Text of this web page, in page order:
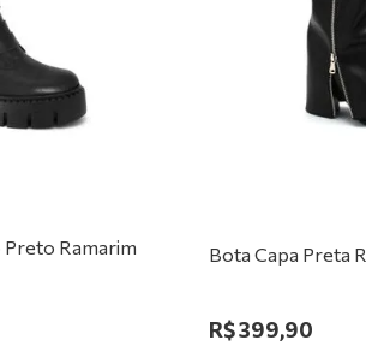
Ramarim
Bota Capa Preta
R$399,90
tênis